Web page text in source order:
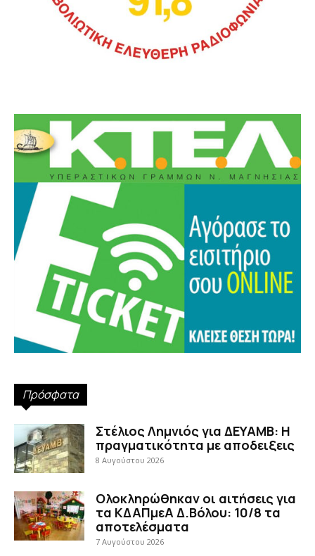
Πρόσφατα
Στέλιος Λημνιός για ΔΕΥΑΜΒ: Η
πραγματικότητα με αποδειξεις
8 Αυγούστου 2026
Ολοκληρώθηκαν οι αιτήσεις για
τα ΚΔΑΠμεΑ Δ.Βόλου: 10/8 τα
αποτελέσματα
7 Αυγούστου 2026